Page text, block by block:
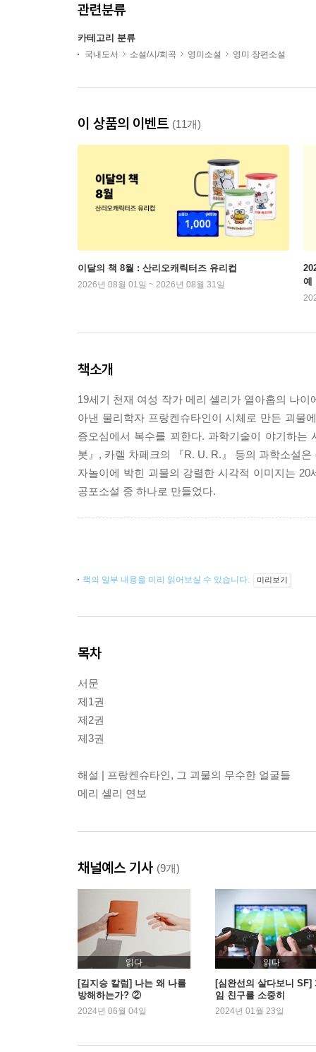
관련분류
카테고리 분류
국내도서 소설/시/희곡 영미소설 영미 장편소설
이 상품의 이벤트 (11개)
이달의 책 8월 : 산리오캐릭터즈 유리컵
2026년 08월 01일 ~ 2026년 08월 31일
예
책소개
19세기 천재 여성 작가 메리 셸리가 열아홉의 나
아낸 물리학자 프랑켄슈타인이 시체로 만든 괴물
증오심에서 복수를 꾀한다. 과학기술이 야기하
봇』, 카렐 차페크의 『R. U. R.』 등의 과학소설
자놀이에 박힌 괴물의 강렬한 시각적 이미지는
공포소설 중 하나로 만들었다.
책의 일부 내용을 미리 읽어보실 수 있습니다. 미리보기
목차
서문
제1권
제2권
제3권
해설 | 프랑켄슈타인, 그 괴물의 무수한 얼굴들
메리 셸리 연보
채널예스 기사 (9개)
읽다
[김지승 칼럼] 나는 왜 나를
방해하는가? ②
2024년 06월 04일
읽다
[심완선의 살다보니 SF]
임 친구를 소중히
2024년 01월 23일